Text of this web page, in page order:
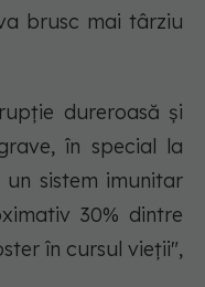
brusc mai târziu
dureroasă și
în special la
sistem imunitar
30% dintre
în cursul vieții",